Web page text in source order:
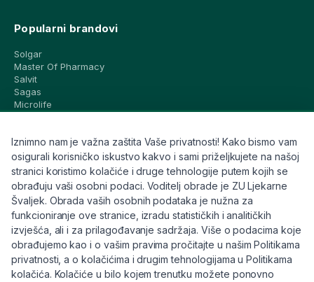
Popularni brandovi
Solgar
Master Of Pharmacy
Salvit
Sagas
Microlife
CeraVe
Eucerin
Avene
Bioderma
Svi brandovi
Info
Trebate pomoć ili imate pitanja?
+385 91 6191 901
Iznimno nam je važna zaštita Vaše privatnosti! Kako bismo vam
osigurali korisničko iskustvo kakvo i sami priželjkujete na našoj
stranici koristimo kolačiće i druge tehnologije putem kojih se
obrađuju vaši osobni podaci. Voditelj obrade je ZU Ljekarne
Švaljek. Obrada vaših osobnih podataka je nužna za
funkcioniranje ove stranice, izradu statističkih i analitičkih
izvješća, ali i za prilagođavanje sadržaja. Više o podacima koje
obrađujemo kao i o vašim pravima pročitajte u našim Politikama
privatnosti, a o kolačićima i drugim tehnologijama u Politikama
kolačića. Kolačiće u bilo kojem trenutku možete ponovno